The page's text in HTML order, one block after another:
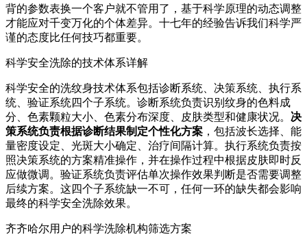
背的参数表换一个客户就不管用了，基于科学原理的动态调整
才能应对千变万化的个体差异。十七年的经验告诉我们科学严
谨的态度比任何技巧都重要。
科学安全洗除的技术体系详解
科学安全的洗纹身技术体系包括诊断系统、决策系统、执行系
统、验证系统四个子系统。诊断系统负责识别纹身的色料成
分、色素颗粒大小、色素分布深度、皮肤类型和健康状况。 决
策系统负责根据诊断结果制定个性化方案 ，包括波长选择、能
量密度设定、光斑大小确定、治疗间隔计算。执行系统负责按
照决策系统的方案精准操作，并在操作过程中根据皮肤即时反
应做微调。验证系统负责评估单次操作效果判断是否需要调整
后续方案。这四个子系统缺一不可，任何一环的缺失都会影响
最终的科学安全洗除效果。
齐齐哈尔用户的科学洗除机构筛选方案